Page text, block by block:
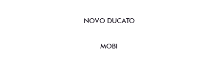
NOVO DUCATO
MOBI